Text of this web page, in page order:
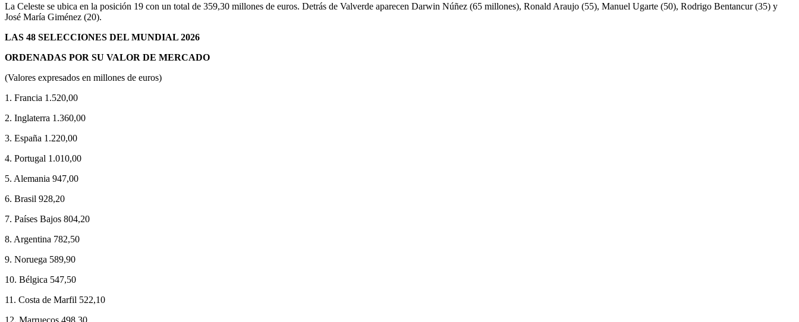
La Celeste se ubica en la posición 19 con un total de 359,30 millones de euros. Detrás de Valverde aparecen Darwin Núñez (65 millones), Ronald Araujo (55), Manuel Ugarte (50), Rodrigo Bentancur (35) y
José María Giménez (20).
LAS 48 SELECCIONES DEL MUNDIAL 2026
ORDENADAS POR SU VALOR DE MERCADO
(Valores expresados en millones de euros)
1. Francia 1.520,00
2. Inglaterra 1.360,00
3. España 1.220,00
4. Portugal 1.010,00
5. Alemania 947,00
6. Brasil 928,20
7. Países Bajos 804,20
8. Argentina 782,50
9. Noruega 589,90
10. Bélgica 547,50
11. Costa de Marfil 522,10
12. Marruecos 498,30